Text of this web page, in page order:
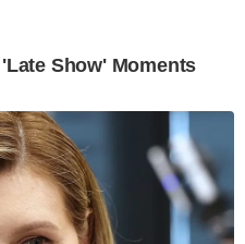
Show' Moments